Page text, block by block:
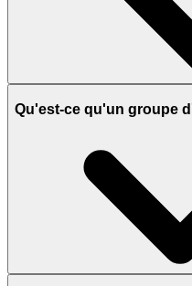
Qu'est-ce qu'un groupe